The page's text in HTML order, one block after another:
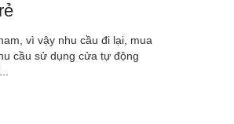
vì vậy nhu cầu đi lại, mua
cầu sử dụng cửa tự động